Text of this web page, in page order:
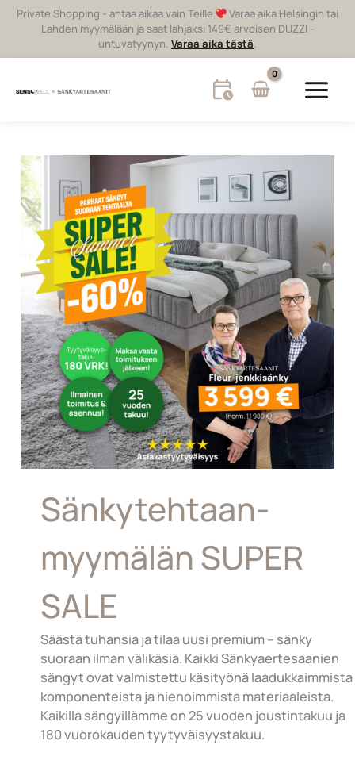
Siirry
sisältöön
Private Shopping - antaa aikaa vain Teille
Varaa aika Helsingin tai
Lahden myymälään ja saat lahjaksi 149€ arvoisen DUZZI -
untuvatyynyn. Varaa aika tästä.
Sänkytehtaan­
myymälän SUPER
SALE
Säästä tuhansia ja tilaa uusi premium – sänky
suoraan ilman välikäsiä. Kaikki Sänkyaertesaanien
sängyt ovat valmistettu käsityönä laadukkaimmista
komponenteista ja hienoimmista materiaaleista.
Kaikilla sängyillämme on 25 vuoden joustintakuu ja
180 vuorokauden tyytyväisyystakuu.